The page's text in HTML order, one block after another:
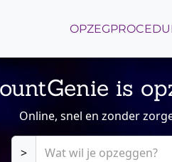
is
Online, snel en zonder
>